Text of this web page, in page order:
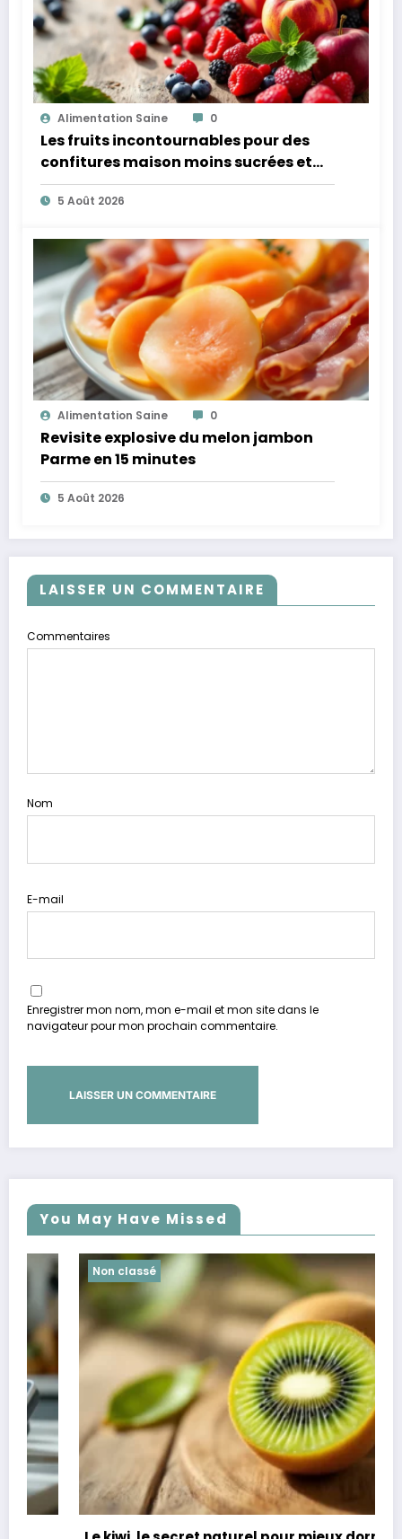
Alimentation Saine 0
Les fruits incontournables pour des
confitures maison moins sucrées et
plus légères
5 Août 2026
Alimentation Saine 0
Revisite explosive du melon jambon
Parme en 15 minutes
5 Août 2026
LAISSER UN COMMENTAIRE
Commentaires
Nom
E-mail
Enregistrer mon nom, mon e-mail et mon site dans le
navigateur pour mon prochain commentaire.
You May Have Missed
Non classé